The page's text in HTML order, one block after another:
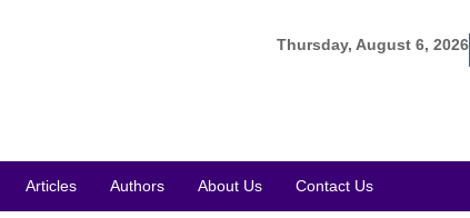
Thursday, August 6, 2026
Articles Authors About Us Contact Us